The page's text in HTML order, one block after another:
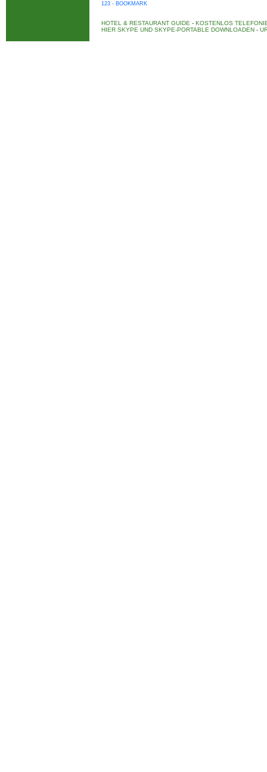
123 - BOOKMARK
HOTEL & RESTAURANT GUIDE - KOSTENLOS
HIER SKYPE UND SKYPE-PORTABLE DOWNLOADEN -